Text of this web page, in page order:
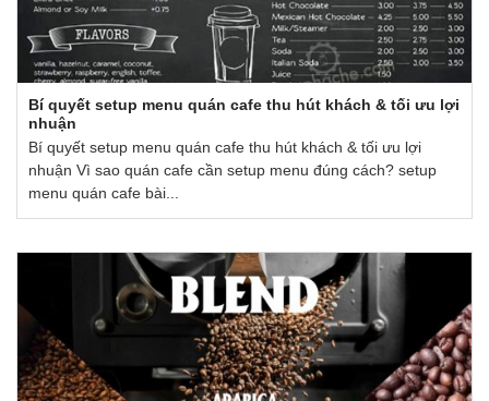
Bí quyết setup menu quán cafe thu hút khách & tối ưu lợi
nhuận
Bí quyết setup menu quán cafe thu hút khách & tối ưu lợi
nhuận Vì sao quán cafe cần setup menu đúng cách? setup
menu quán cafe bài...